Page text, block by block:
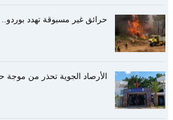
حرائق غير مسبوقة تهدد بوردو..
الأرصاد الجوية تحذر من موجة حر تصل إلى 47 درجة